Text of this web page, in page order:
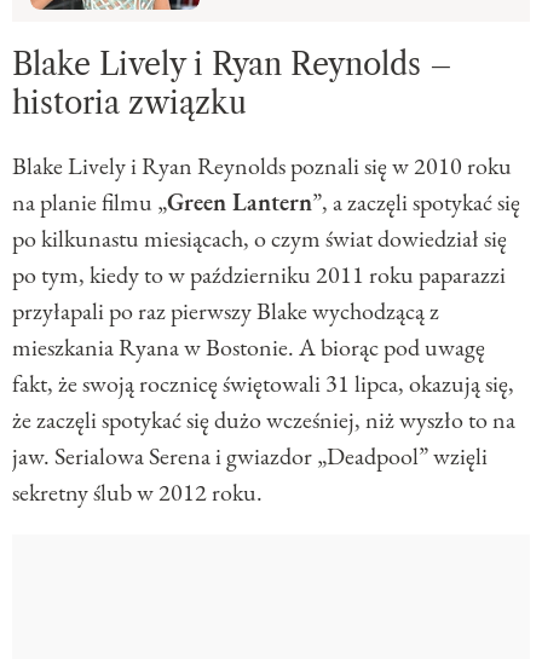
Blake Lively i Ryan Reynolds –
historia związku
Blake Lively i Ryan Reynolds poznali się w 2010 roku
na planie filmu „Green Lantern”, a zaczęli spotykać się
po kilkunastu miesiącach, o czym świat dowiedział się
po tym, kiedy to w październiku 2011 roku paparazzi
przyłapali po raz pierwszy Blake wychodzącą z
mieszkania Ryana w Bostonie. A biorąc pod uwagę
fakt, że swoją rocznicę świętowali 31 lipca, okazują się,
że zaczęli spotykać się dużo wcześniej, niż wyszło to na
jaw. Serialowa Serena i gwiazdor „Deadpool” wzięli
sekretny ślub w 2012 roku.